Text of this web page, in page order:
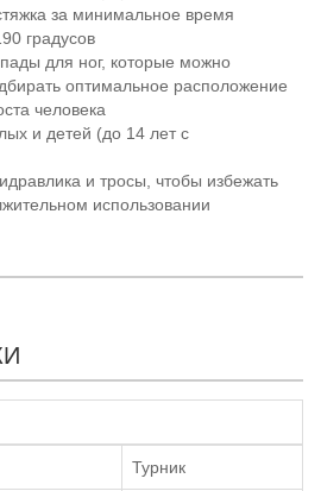
за минимальное время
градусов
для ног, которые можно
оптимальное расположение
человека
и детей (до 14 лет с
и тросы, чтобы избежать
использовании
Турник